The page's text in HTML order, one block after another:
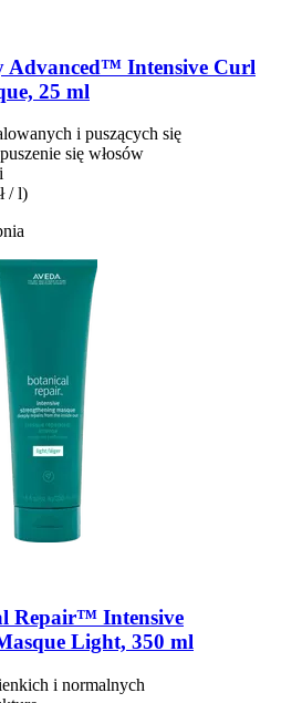
Advanced™ Intensive Curl
25 ml
i puszących się
się włosów
/ l)
Repair™ Intensive
Light, 350 ml
i normalnych